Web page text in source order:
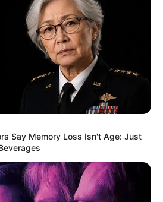
ΜΜ
ΠΜ
Say Memory Loss Isn't Age: Just